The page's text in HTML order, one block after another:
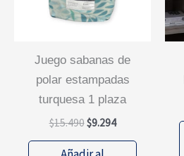
juego sabanas de
polar estampadas
turquesa 1 plaza
$15.490El
original
$9.294El
actual